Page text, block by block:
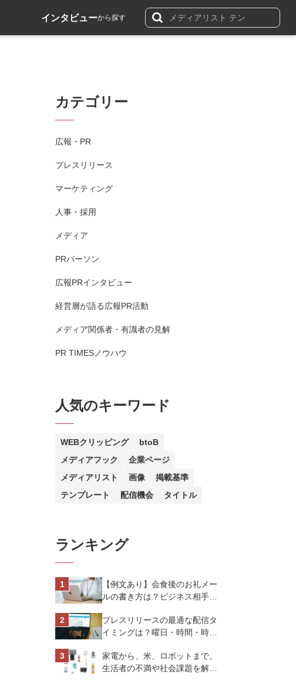
インタビューから探す
カテゴリー
広報・PR
プレスリリース
マーケティング
人事・採用
メディア
PRパーソン
広報PRインタビュー
経営層が語る広報PR活動
メディア関係者・有識者の見解
PR TIMESノウハウ
人気のキーワード
WEBクリッピング
btoB
メディアフック
企業ページ
メディアリスト
画像
掲載基準
テンプレート
配信機会 タイトル
ランキング
【例文あり】会食後のお礼メー
ルの書き方は？ビジネス相手に
トを解説
プレスリリースの最適な配信タ
イミングは？曜日・時間・時期
化させよう
家電から、米、ロボットまで。
生活者の不満や社会課題を解決